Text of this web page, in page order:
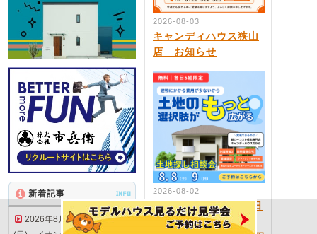
新着記事 INFO
2026年8月15日(土)・16日
2026-08-03
キャンディハウス狭山
店 お知らせ
2026-08-02
2026年8月8日(土),9日
(日) 和泉店★土地探